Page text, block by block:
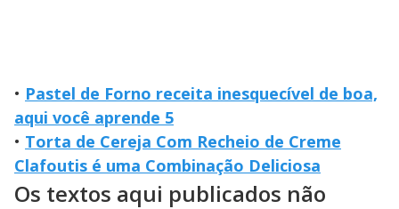
• Pastel de Forno receita inesquecível de boa,
aqui você aprende 5
• Torta de Cereja Com Recheio de Creme
Clafoutis é uma Combinação Deliciosa
Os textos aqui publicados não